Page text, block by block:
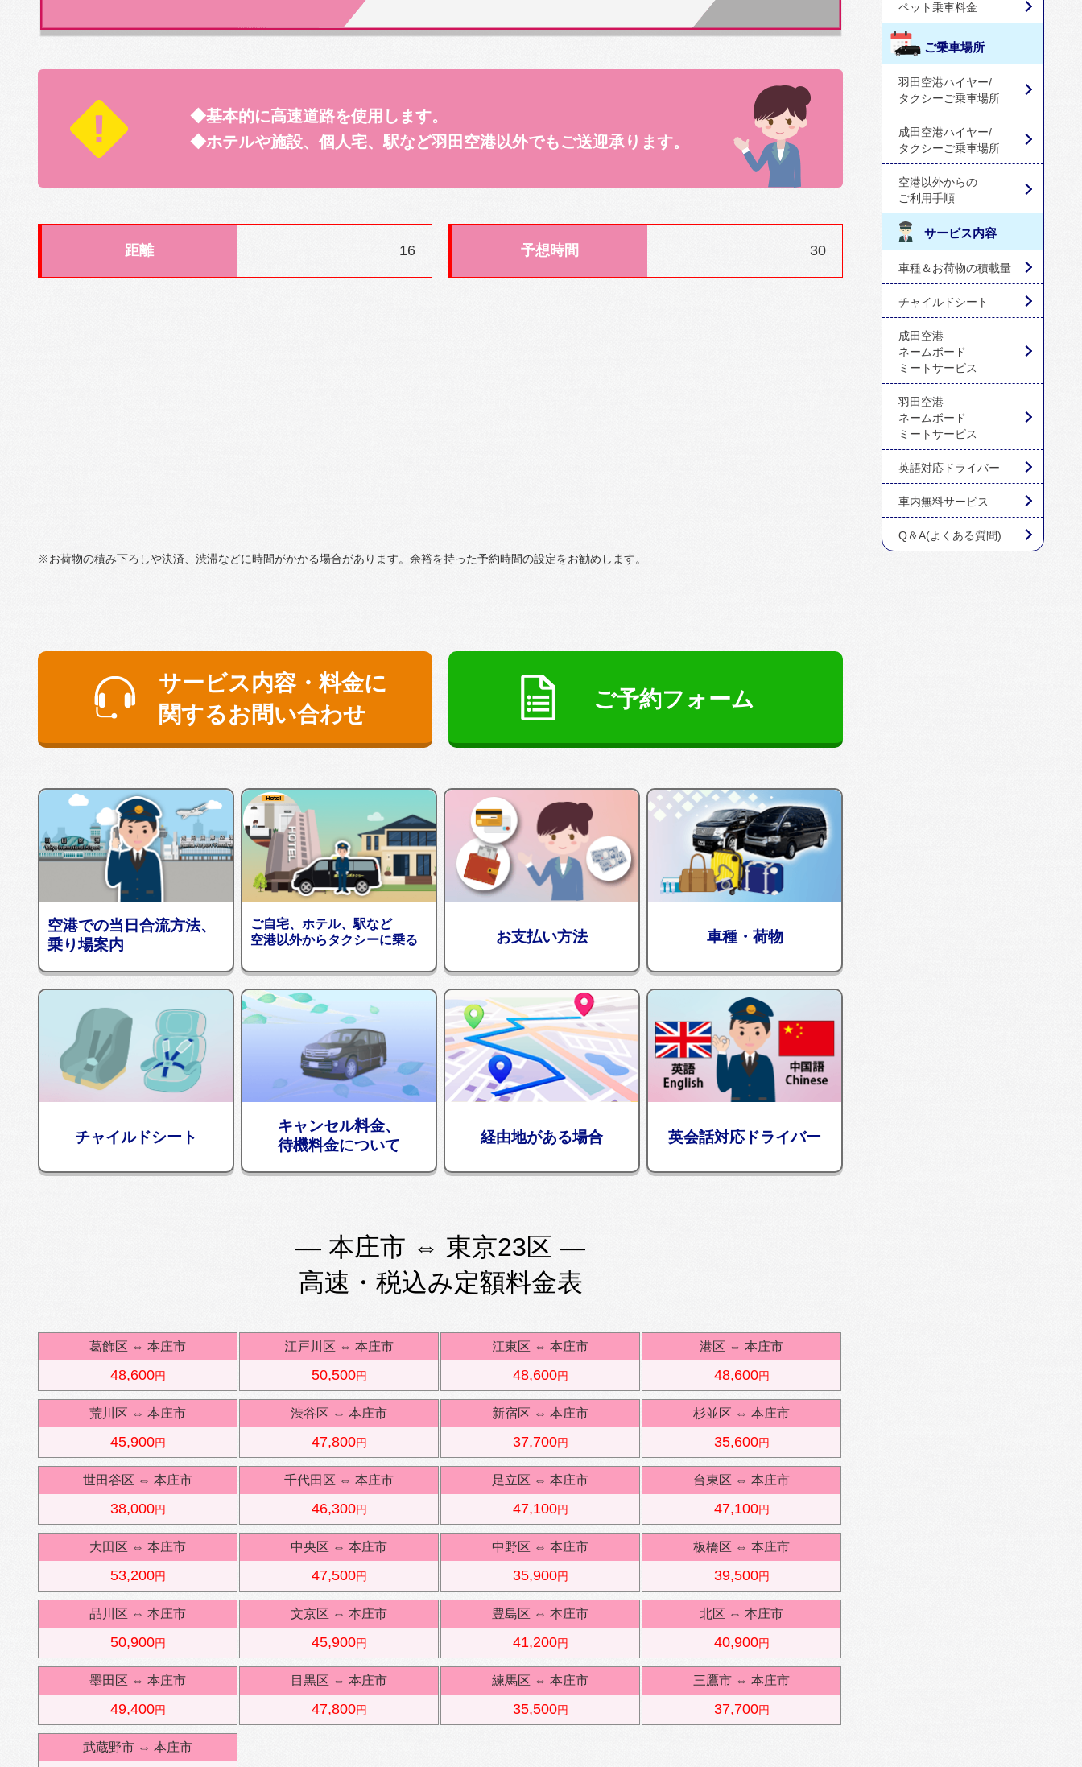
◆基本的に高速道路を使用します。
◆ホテルや施設、個人宅、駅など羽田空港以外でもご送迎承ります。
距離 16 予想時間 30
※お荷物の積み下ろしや決済、渋滞などに時間がかかる場合があります。余裕を持った予約時間の設定をお勧めします。
サービス内容・料金に
関するお問い合わせ
ご予約フォーム
空港での当日合流方法、
乗り場案内
ご自宅、ホテル、駅など
空港以外からタクシーに乗る
お支払い方法 車種・荷物
チャイルドシート
キャンセル料金、
待機料金について
経由地がある場合 英会話対応ドライバー
— 本庄市 ⇔ 東京23区 —
高速・税込み定額料金表
葛飾区 ⇔ 本庄市
48,600円
江戸川区 ⇔ 本庄市
50,500円
江東区 ⇔ 本庄市
48,600円
港区 ⇔ 本庄市
48,600円
荒川区 ⇔ 本庄市
45,900円
渋谷区 ⇔ 本庄市
47,800円
新宿区 ⇔ 本庄市
37,700円
杉並区 ⇔ 本庄市
35,600円
世田谷区 ⇔ 本庄市
38,000円
千代田区 ⇔ 本庄市
46,300円
足立区 ⇔ 本庄市
47,100円
台東区 ⇔ 本庄市
47,100円
大田区 ⇔ 本庄市
53,200円
中央区 ⇔ 本庄市
47,500円
中野区 ⇔ 本庄市
35,900円
板橋区 ⇔ 本庄市
39,500円
品川区 ⇔ 本庄市
50,900円
文京区 ⇔ 本庄市
45,900円
豊島区 ⇔ 本庄市
41,200円
北区 ⇔ 本庄市
40,900円
墨田区 ⇔ 本庄市
49,400円
目黒区 ⇔ 本庄市
47,800円
練馬区 ⇔ 本庄市
35,500円
三鷹市 ⇔ 本庄市
37,700円
武蔵野市 ⇔ 本庄市
ペット乗車料金
ご乗車場所
羽田空港ハイヤー/
タクシーご乗車場所
成田空港ハイヤー/
タクシーご乗車場所
空港以外からの
ご利用手順
サービス内容
車種＆お荷物の積載量
チャイルドシート
成田空港
ネームボード
ミートサービス
羽田空港
ネームボード
ミートサービス
英語対応ドライバー
車内無料サービス
Q＆A(よくある質問)